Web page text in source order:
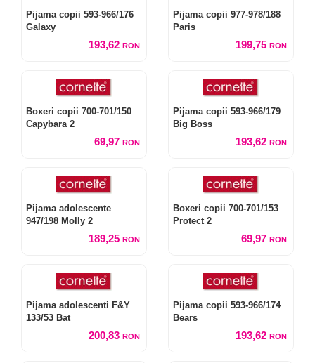
Pijama copii 593-966/176
Galaxy
193,62 RON
Pijama copii 977-978/188
Paris
199,75 RON
Boxeri copii 700-701/150
Capybara 2
69,97 RON
Pijama copii 593-966/179
Big Boss
193,62 RON
Pijama adolescente
947/198 Molly 2
189,25 RON
Boxeri copii 700-701/153
Protect 2
69,97 RON
Pijama adolescenti F&Y
133/53 Bat
200,83 RON
Pijama copii 593-966/174
Bears
193,62 RON